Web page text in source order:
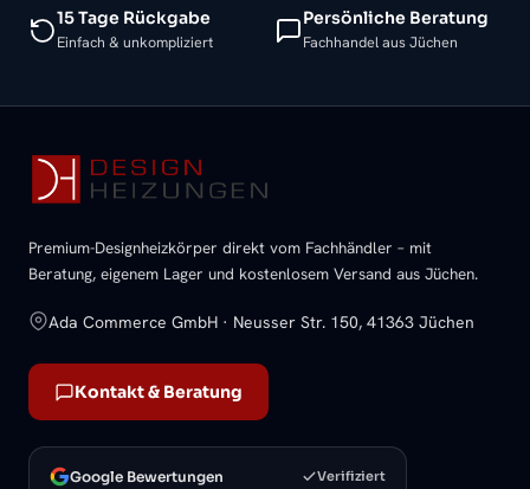
15 Tage Rückgabe
Einfach & unkompliziert
Persönliche Beratung
Fachhandel aus Jüchen
Premium-Designheizkörper direkt vom Fachhändler – mit
Beratung, eigenem Lager und kostenlosem Versand aus Jüchen.
Ada Commerce GmbH · Neusser Str. 150, 41363 Jüchen
Kontakt & Beratung
Google Bewertungen Verifiziert